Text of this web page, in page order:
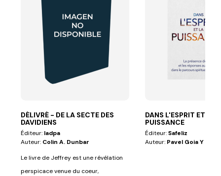
DÉLIVRÉ - DE LA SECTE DES
DAVIDIENS
Éditeur: Iadpa
Auteur: Colin A. Dunbar
Le livre de Jeffrey est une révélation
perspicace venue du coeur,
DANS L'ESPRIT ET LA
PUISSANCE
Éditeur:Safeliz
Auteur: Pavel Goia Y